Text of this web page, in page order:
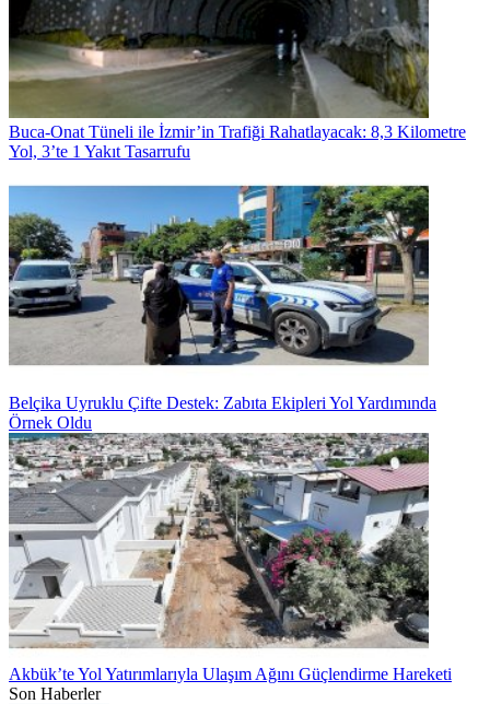
Buca-Onat Tüneli ile İzmir’in Trafiği Rahatlayacak: 8,3 Kilometre
Yol, 3’te 1 Yakıt Tasarrufu
Belçika Uyruklu Çifte Destek: Zabıta Ekipleri Yol Yardımında
Örnek Oldu
Akbük’te Yol Yatırımlarıyla Ulaşım Ağını Güçlendirme Hareketi
Son Haberler